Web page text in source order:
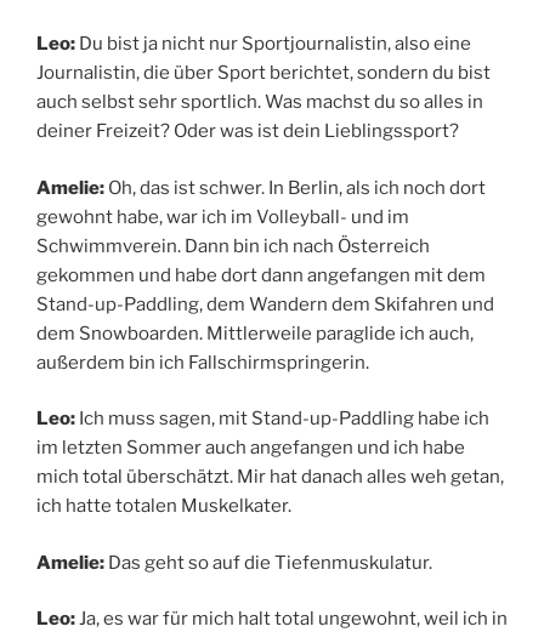
Leo: Du bist ja nicht nur Sportjournalistin, also eine
Journalistin, die über Sport berichtet, sondern du bist
auch selbst sehr sportlich. Was machst du so alles in
deiner Freizeit? Oder was ist dein Lieblingssport?
Amelie: Oh, das ist schwer. In Berlin, als ich noch dort
gewohnt habe, war ich im Volleyball- und im
Schwimmverein. Dann bin ich nach Österreich
gekommen und habe dort dann angefangen mit dem
Stand-up-Paddling, dem Wandern dem Skifahren und
dem Snowboarden. Mittlerweile paraglide ich auch,
außerdem bin ich Fallschirmspringerin.
Leo: Ich muss sagen, mit Stand-up-Paddling habe ich
im letzten Sommer auch angefangen und ich habe
mich total überschätzt. Mir hat danach alles weh getan,
ich hatte totalen Muskelkater.
Amelie: Das geht so auf die Tiefenmuskulatur.
Leo:Ja, es war für mich halt total ungewohnt, weil ich in